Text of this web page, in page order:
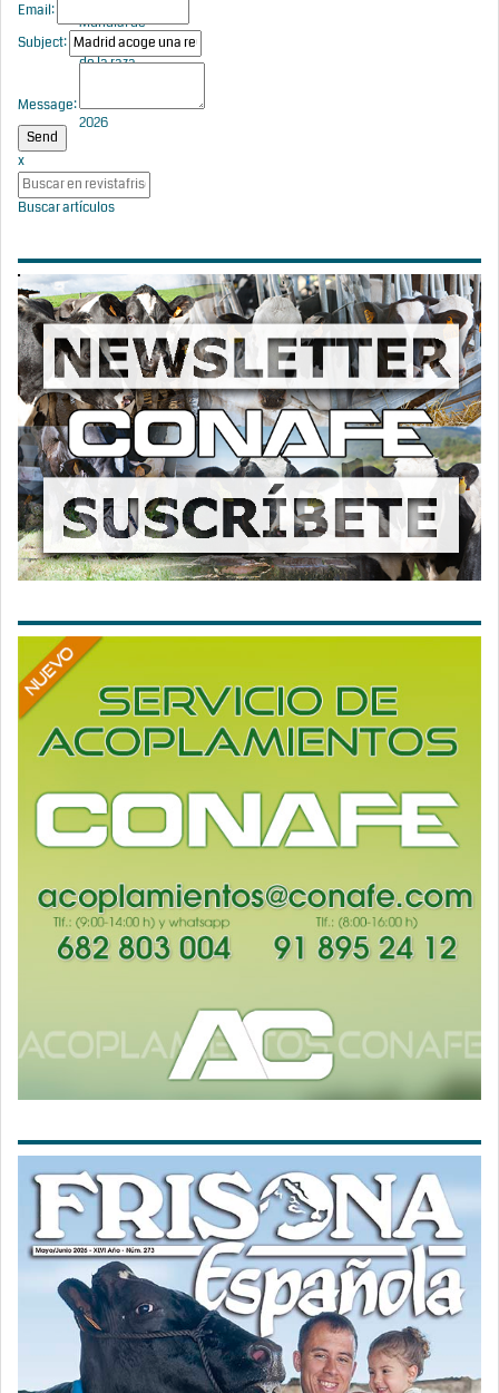
Mundial de
Calificadores
de la raza
2026
Email:
Subject:
Message:
x
Buscar artículos